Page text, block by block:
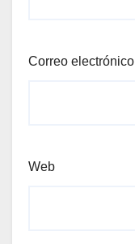
Correo electrónico
Web